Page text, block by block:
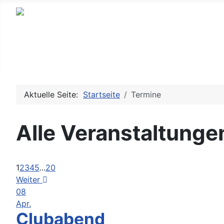
Aktuelle Seite: Startseite Termine
Alle
12345...20
Weiter
08
Apr.
Clubabend